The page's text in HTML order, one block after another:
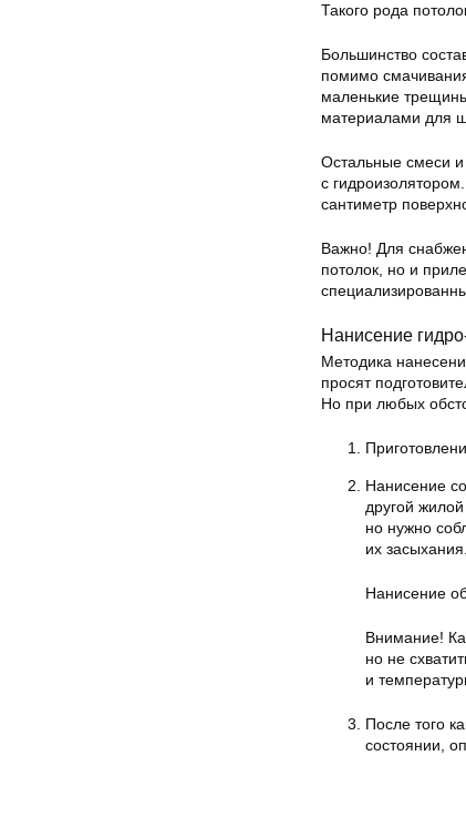
Такого рода
Большинство
помимо
маленькие
материалами для
Остальные смеси и
с
сантиметр
Важно! Для
потолок, но и
Нанисение
Методика
просят
Но при любых
Нанисение
другой
но нужно
их
Нанисение
Внимание!
но не
и
После того
состоянии,